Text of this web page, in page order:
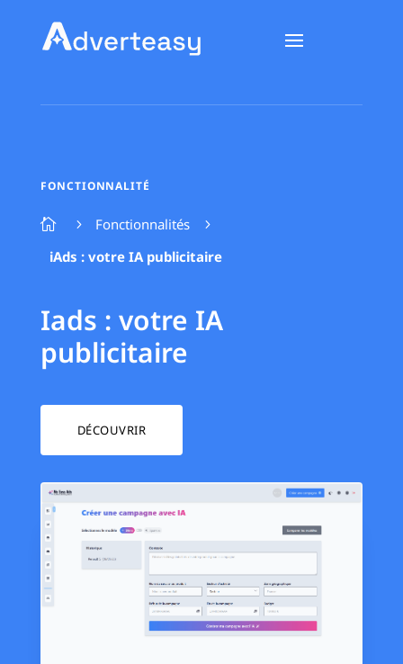
FONCTIONNALITÉ
 5 Fonctionnalités 5
iAds : votre IA publicitaire
Iads : votre IA
publicitaire
DÉCOUVRIR